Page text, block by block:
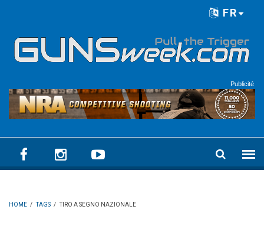
FR
Publicité
HOME / TAGS / TIRO A SEGNO NAZIONALE